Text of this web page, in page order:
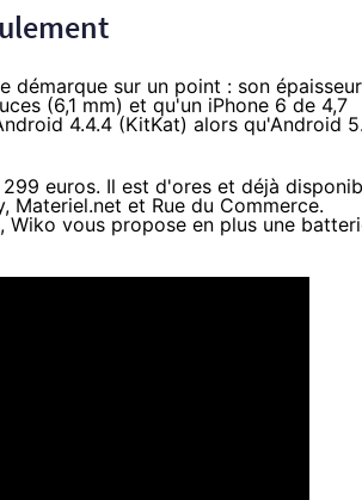
démarque sur un point : son épaisseur
(6,1 mm) et qu'un iPhone 6de 4,7
4.4.4 (KitKat) alors qu'Android
euros. Il est d'ores et déjà
, Materiel.net et Rue du Commerce.
, Wiko vous propose en plus une